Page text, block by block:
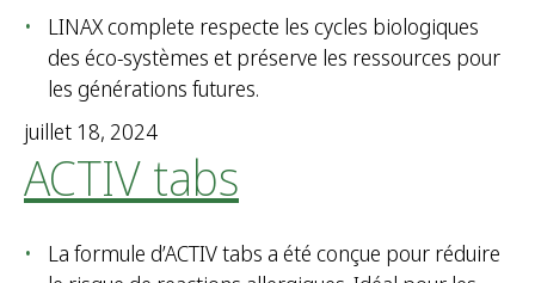
LINAX complete respecte les cycles biologiques
des éco-systèmes et préserve les ressources pour
les générations futures.
juillet 18, 2024
ACTIV tabs
La formule d’ACTIV tabs a été conçue pour réduire